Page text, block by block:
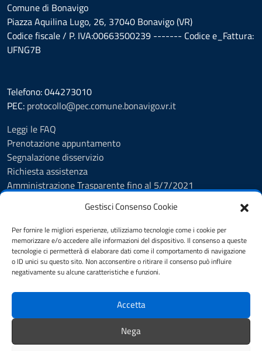
Gestisci Consenso Cookie
Per fornire le migliori esperienze, utilizziamo tecnologie come i cookie per
memorizzare e/o accedere alle informazioni del dispositivo. Il consenso a queste
tecnologie ci permetterà di elaborare dati come il comportamento di navigazione
o ID unici su questo sito. Non acconsentire o ritirare il consenso può influire
negativamente su alcune caratteristiche e funzioni.
Accetta
Nega
Comune di Bonavigo
Piazza Aquilina Lugo, 26, 37040 Bonavigo (VR)
Codice fiscale / P. IVA:00663500239 ------- Codice e_Fattura:
UFNG7B
Telefono: 044273010
PEC: protocollo@pec.comune.bonavigo.vr.it
Leggi le FAQ
Prenotazione appuntamento
Segnalazione disservizio
Richiesta assistenza
Amministrazione Trasparente fino al 5/7/2021
Cookie Policy
Informativa privacy
Dichiarazione di accessibilità
Note legali
SEGUICI SU
Facebook